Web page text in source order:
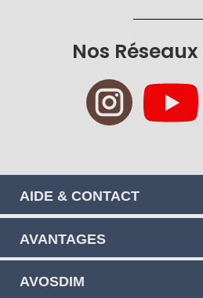
Nos
AIDE & CONTACT
AVANTAGES
AVOSDIM